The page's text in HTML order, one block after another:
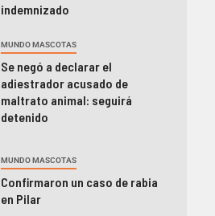
indemnizado
MUNDO MASCOTAS
Se negó a declarar el
adiestrador acusado de
maltrato animal: seguirá
detenido
MUNDO MASCOTAS
Confirmaron un caso de rabia
en Pilar